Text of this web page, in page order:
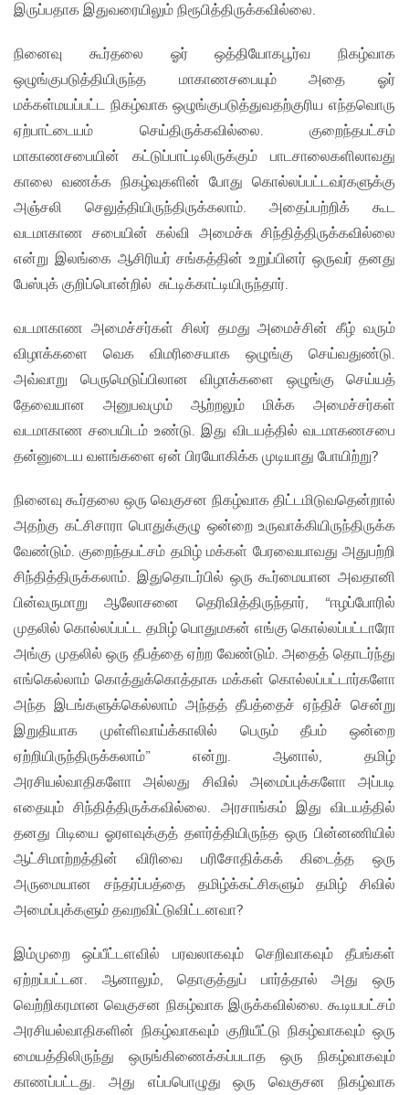
இருப்பதாக இதுவரையிலும் நிரூபித்திருக்கவில்லை.
நினைவு கூர்தலை ஓர் ஒத்தியோகபூர்வ நிகழ்வாக
ஒழுங்குபடுத்தியிருந்த மாகாணசபையும் அதை ஓர்
மக்கள்மயப்பட்ட நிகழ்வாக ஒழுங்குபடுத்துவதற்குரிய எந்தவொரு
ஏற்பாட்டையம் செய்திருக்கவில்லை. குறைந்தபட்சம்
மாகாணசபையின் கட்டுப்பாட்டிலிருக்கும் பாடசாலைகளிலாவது
காலை வணக்க நிகழ்வுகளின் போது கொல்லப்பட்டவர்களுக்கு
அஞ்சலி செலுத்தியிருந்திருக்கலாம். அதைப்பற்றிக் கூட
வடமாகாண சபையின் கல்வி அமைச்சு சிந்தித்திருக்கவில்லை
என்று இலங்கை ஆசிரியர் சங்கத்தின் உறுப்பினர் ஒருவர் தனது
பேஸ்புக் குறிப்பொன்றில் சுட்டிக்காட்டியிருந்தார்.
வடமாகாண அமைச்சர்கள் சிலர் தமது அமைச்சின் கீழ் வரும்
விழாக்களை வெக விமரிசையாக ஒழுங்கு செய்வதுண்டு.
அவ்வாறு பெருமெடுப்பிலான விழாக்களை ஒழுங்கு செய்யத்
தேவையான அனுபவமும் ஆற்றலும் மிக்க அமைச்சர்கள்
வடமாகாண சபையிடம் உண்டு. இது விடயத்தில் வடமாகணசபை
தன்னுடைய வளங்களை ஏன் பிரயோகிக்க முடியாது போயிற்று?
நினைவு கூர்தலை ஒரு வெகுசன நிகழ்வாக திட்டமிடுவதென்றால்
அதற்கு கட்சிசாரா பொதுக்குழு ஒன்றை உருவாக்கியிருந்திருக்க
வேண்டும். குறைந்தபட்சம் தமிழ் மக்கள் பேரவையாவது அதுபற்றி
சிந்தித்திருக்கலாம். இதுதொடர்பில் ஒரு கூர்மையான அவதானி
பின்வருமாறு ஆலோசனை தெரிவித்திருந்தார், “ஈழப்போரில்
முதலில் கொல்லப்பட்ட தமிழ் பொதுமகன் எங்கு கொல்லப்பட்டாரோ
அங்கு முதலில் ஒரு தீபத்தை ஏற்ற வேண்டும். அதைத் தொடர்ந்து
எங்கெல்லாம் கொத்துக்கொத்தாக மக்கள் கொல்லப்பட்டார்களோ
அந்த இடங்களுக்கெல்லாம் அந்தத் தீபத்தைச் ஏந்திச் சென்று
இறுதியாக முள்ளிவாய்க்காலில் பெரும் தீபம் ஒன்றை
ஏற்றியிருந்திருக்கலாம்” என்று. ஆனால், தமிழ்
அரசியல்வாதிகளோ அல்லது சிவில் அமைப்புக்களோ அப்படி
எதையும் சிந்தித்திருக்கவில்லை. அரசாங்கம் இது விடயத்தில்
தனது பிடியை ஓரளவுக்குத் தளர்த்தியிருந்த ஒரு பின்னணியில்
ஆட்சிமாற்றத்தின் விரிவை பரிசோதிக்கக் கிடைத்த ஒரு
அருமையான சந்தர்ப்பத்தை தமிழ்க்கட்சிகளும் தமிழ் சிவில்
அமைப்புக்களும் தவறவிட்டுவிட்டனவா?
இம்முறை ஒப்பீட்டளவில் பரவலாகவும் செறிவாகவும் தீபங்கள்
ஏற்றப்பட்டன. ஆனாலும், தொகுத்துப் பார்த்தால் அது ஒரு
வெற்றிகரமான வெகுசன நிகழ்வாக இருக்கவில்லை. கூடியபட்சம்
அரசியல்வாதிகளின் நிகழ்வாகவும் குறியீட்டு நிகழ்வாகவும் ஒரு
மையத்திலிருந்து ஒருங்கிணைக்கப்படாத ஒரு நிகழ்வாகவும்
காணப்பட்டது. அது எப்பபொழுது ஒரு வெகுசன நிகழ்வாக